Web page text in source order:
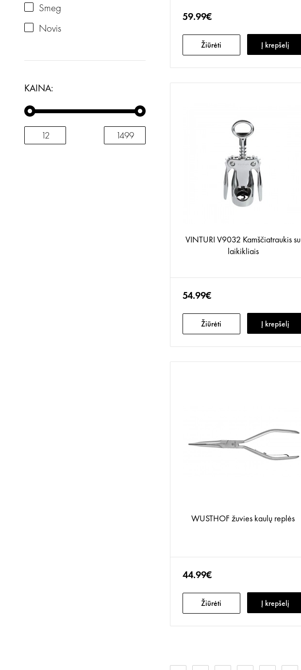
Smeg
Novis
KAINA:
59.99€
Žiūrėti Į krepšelį
VINTURI V9032 Kamščiatraukis su
laikikliais
54.99€
Žiūrėti Į krepšelį
WUSTHOF žuvies kaulų replės
44.99€
Žiūrėti Į krepšelį